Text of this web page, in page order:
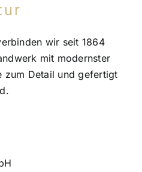
wir seit 1864
mit modernster
zum Detail und gefertigt